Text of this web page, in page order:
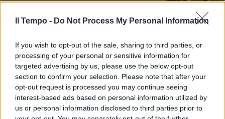
Il Tempo - Do Not Process My Personal Information
If you wish to opt-out of the sale, sharing to third parties, or
processing of your personal or sensitive information for
targeted advertising by us, please use the below opt-out
section to confirm your selection. Please note that after your
opt-out request is processed you may continue seeing
interest-based ads based on personal information utilized by
us or personal information disclosed to third parties prior to
08/05/2011
Enrico Tonali Una domenica in
rosa aspettando il grande
sabato in azzurro, quello del
128° Derby Italiano Better.
30/04/2011